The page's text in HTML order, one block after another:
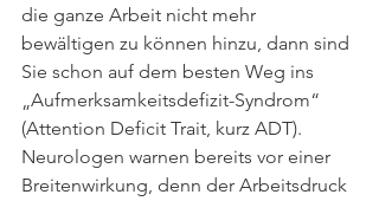
die ganze Arbeit nicht mehr
bewältigen zu können hinzu, dann sind
Sie schon auf dem besten Weg ins
„Aufmerksamkeitsdefizit-Syndrom“
(Attention Deficit Trait, kurz ADT).
Neurologen warnen bereits vor einer
Breitenwirkung, denn der Arbeitsdruck